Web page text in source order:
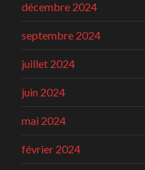
décembre 2024
septembre 2024
juillet 2024
juin 2024
mai 2024
février 2024